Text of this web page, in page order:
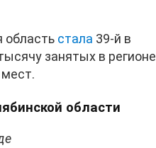
область стала 39-й в
занятых в регионе
области